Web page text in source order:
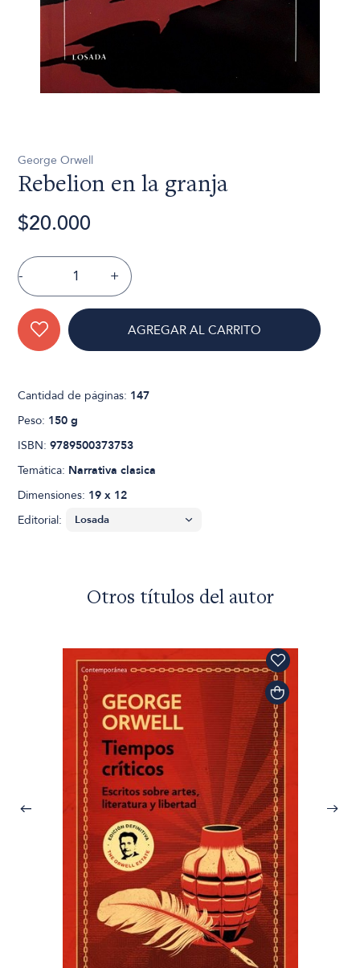
George Orwell
Rebelion en la granja
$20.000
- +
AGREGAR AL CARRITO
Cantidad de páginas: 147
Peso: 150 g
ISBN:9789500373753
Temática: Narrativa clasica
Dimensiones: 19 x 12
Editorial:
Otros títulos del autor